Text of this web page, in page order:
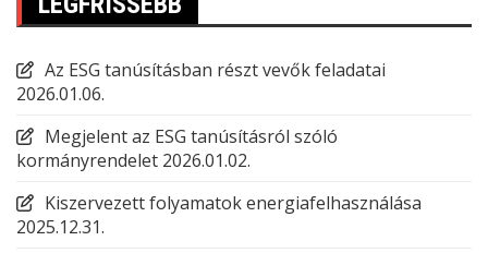
Az ESG tanúsításban részt vevők feladatai
2026.01.06.
Megjelent az ESG tanúsításról szóló
kormányrendelet 2026.01.02.
Kiszervezett folyamatok energiafelhasználása
2025.12.31.